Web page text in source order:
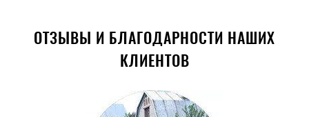
ОТЗЫВЫ И БЛАГОДАРНОСТИ НАШИХ
КЛИЕНТОВ